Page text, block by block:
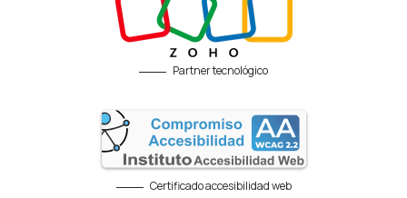
Partner tecnológico
Certificado accesibilidad web